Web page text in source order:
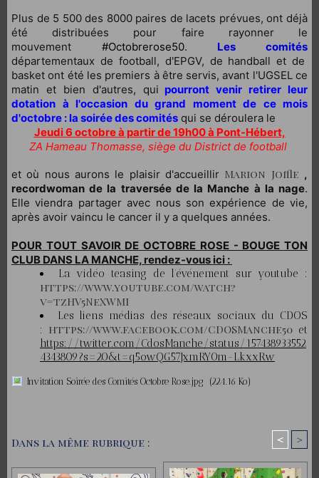
Plus de 5 500 des 8000 paires de lacets prévues, ont déjà
été distribuées pour faire rayonner le
mouvement #Octobrerose50. Les comités
départementaux de football, d'EPGV, de handball et de
basket ont été les premiers à être servis, avant l'UGSEL ce
matin et bien d'autres, qui pourront venir retirer leur
dotation à l'occasion du grand moment de ce mois
d'octobre : la soirée des comités qui se déroulera le
Jeudi 6 octobre à partir de 19h00 à Pont-Hébert,
ZA Hameau Thomasse, siège du District de football
et où nous aurons le plaisir d'accueillir Marion Joffle ,
recordwoman de la traversée de la Manche à la nage.
Elle viendra partager avec nous son expérience de vie,
après avoir vaincu le cancer il y a quelques années.
POUR TOUT SAVOIR DE OCTOBRE ROSE - BOUGE TON
CLUB DANS LA MANCHE, rendez-vous ici :
La vidéo teasing de l’événement sur youtube :
https://www.youtube.com/watch?
v=tzHV5NeXWMI
Les liens médias des réseaux sociaux du CDOS
: https://www.facebook.com/CDOSManche50 et
https://twitter.com/CdosManche/status/157438933552
4343809?s=20&t=q5owQG57JxmRY0m-LkxxRw
Invitation Soirée des Comités Octobre Rose.jpg (224.16 Ko)
Dans la même rubrique : < >